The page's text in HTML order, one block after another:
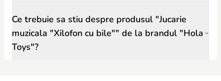
Ce trebuie sa stiu despre produsul "Jucarie
muzicala "Xilofon cu bile"" de la brandul "Hola
Toys"?